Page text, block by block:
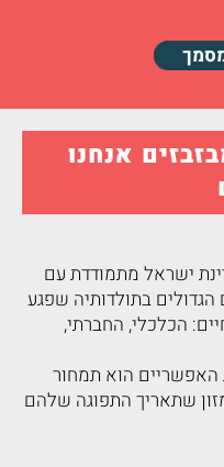
אנחנו
ישראל מתמודדת עם
בתולדותיה שפגע
הכלכלי, החברתי,
האפשריים הוא תמחור
שתאריך התפוגה שלהם